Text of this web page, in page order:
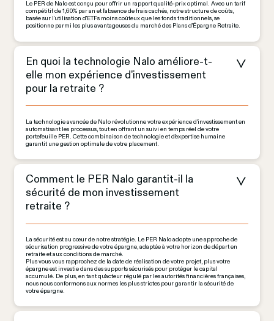
Le PER de Nalo est conçu pour offrir un rapport qualité-prix optimal. Avec un tarif
compétitif de 1,60% par an et l'absence de frais cachés, notre structure de coûts,
basée sur l'utilisation d'ETFs moins coûteux que les fonds traditionnels, se
positionne parmi les plus avantageuses du marché des Plans d'Épargne Retraite.
En quoi la technologie Nalo améliore-t-
elle mon expérience d'investissement
pour la retraite ?
La technologie avancée de Nalo révolutionne votre expérience d'investissement en
automatisant les processus, tout en offrant un suivi en temps réel de votre
portefeuille PER. Cette combinaison de technologie et d'expertise humaine
garantit une gestion optimale de votre placement.
Comment le PER Nalo garantit-il la
sécurité de mon investissement
retraite ?
La sécurité est au cœur de notre stratégie. Le PER Nalo adopte une approche de
sécurisation progressive de votre épargne, adaptée à votre horizon de départ en
retraite et aux conditions de marché.
Plus vous vous rapprochez de la date de réalisation de votre projet, plus votre
épargne est investie dans des supports sécurisés pour protéger le capital
accumulé. De plus, en tant qu'acteur régulé par les autorités financières françaises,
nous nous conformons aux normes les plus strictes pour garantir la sécurité de
votre épargne.